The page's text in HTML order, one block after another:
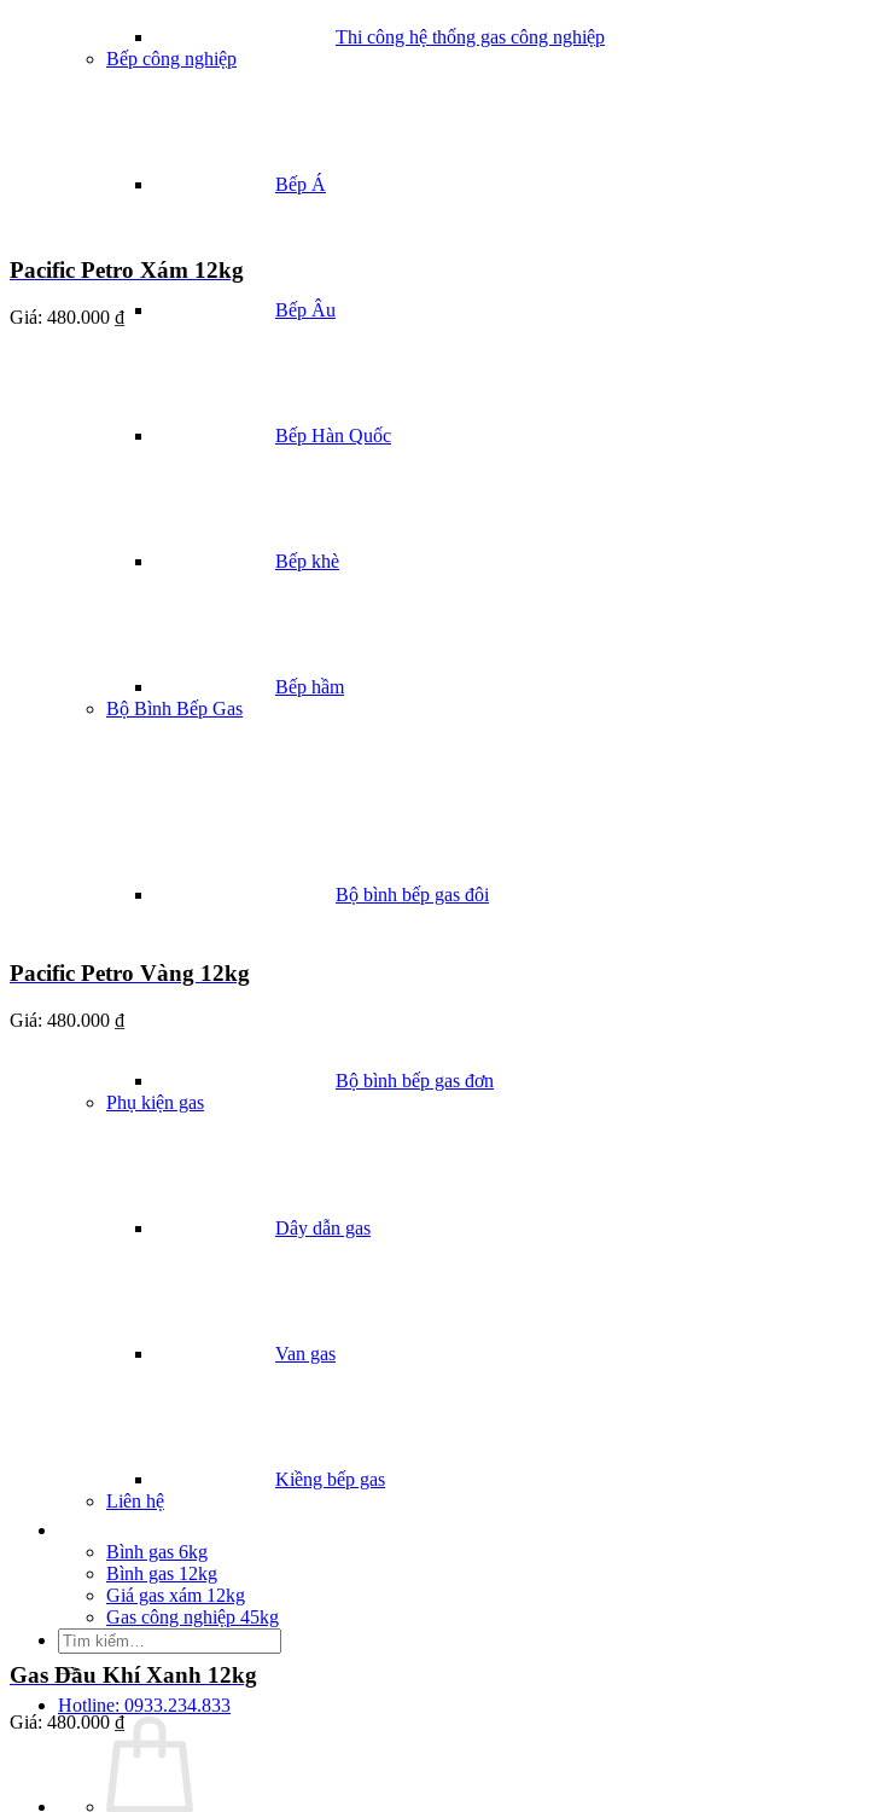
Thi công hệ thống gas công nghiệp
Bếp công nghiệp
Bếp Á
Bếp Âu
Bếp Hàn Quốc
Bếp khè
Bếp hầm
Bộ Bình Bếp Gas
Bộ bình bếp gas đôi
Bộ bình bếp gas đơn
Phụ kiện gas
Dây dẫn gas
Van gas
Kiềng bếp gas
Liên hệ
Bình gas 6kg
Bình gas 12kg
Giá gas xám 12kg
Gas công nghiệp 45kg
Tìm
kiếm:
Hotline: 0933.234.833
Pacific Petro Xám 12kg
Giá: 480.000 ₫
Pacific Petro Vàng 12kg
Giá: 480.000 ₫
Gas Dầu Khí Xanh 12kg
Giá: 480.000 ₫